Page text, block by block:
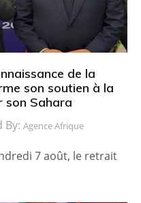
de la
son soutien à la
son Sahara
By: Agence Afrique
7 août, le retrait